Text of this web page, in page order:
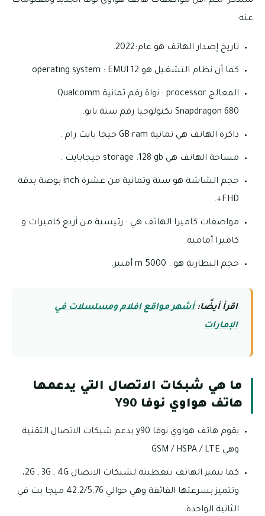
عنه:
تاريخ إصدار الهاتف هو عام:2022.
كما أن نظام التشغيل هو operating system : EMUI 12
المعالج processor : نواة رقم ثمانية Qualcomm
Snapdragon 680 تكنولوجيا رقم ستة نانو.
ذاكرة الهاتف هي ثمانية GB ram جيجا بايت رام .
مساحة الهاتف هي storage :128 gb جيجابايت .
حجم الشاشة هو ستة وثمانية من عشرة inch بوصة بدقة
FHD+.
مواصفات كاميرا الهاتف هي : رئيسية من أربع كاميرات و
كاميرا أمامية.
حجم البطارية هو : m 5000 أمبير.
اقرأ أيضًا:أشهر مواقع افلام ومسلسلات في
الإمارات
ما هي شبكات الاتصال التي يدعمها
هاتف هواوي نوفا Y90
يقوم هاتف هواوي نوفا y90 بدعم شبكات الاتصال التقنية
وهي GSM / HSPA / LTE
كما يتميز الهاتف بتغطيته لشبكات الاتصال 2G , 3G , 4G،
وتتميز بسرعتها الفائقة وهي حوالي 42.2/5.76 ميجا بت في
الثانية الواحدة.